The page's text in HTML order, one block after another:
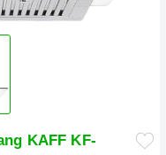
KAFF KF-